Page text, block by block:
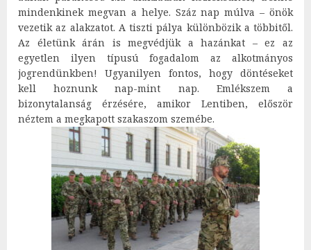
mindenkinek megvan a helye. Száz nap múlva – önök
vezetik az alakzatot. A tiszti pálya különbözik a többitől.
Az életünk árán is megvédjük a hazánkat – ez az
egyetlen ilyen típusú fogadalom az alkotmányos
jogrendünkben! Ugyanilyen fontos, hogy döntéseket
kell hoznunk nap-mint nap. Emlékszem a
bizonytalanság érzésére, amikor Lentiben, először
néztem a megkapott szakaszom szemébe.